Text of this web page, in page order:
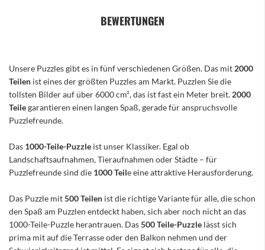
BEWERTUNGEN
Unsere Puzzles gibt es in fünf verschiedenen Größen. Das mit 2000
Teilen ist eines der größten Puzzles am Markt. Puzzlen Sie die
tollsten Bilder auf über 6000 cm², das ist fast ein Meter breit. 2000
Teilegarantieren einen langen Spaß, gerade für anspruchsvolle
Puzzlefreunde.
Das 1000-Teile-Puzzle ist unser Klassiker. Egal ob
Landschaftsaufnahmen, Tieraufnahmen oder Städte – für
Puzzlefreunde sind die 1000 Teile eine attraktive Herausforderung.
Das Puzzle mit500 Teilen ist die richtige Variante für alle, die schon
den Spaß am Puzzlen entdeckt haben, sich aber noch nicht an das
1000-Teile-Puzzle herantrauen. Das500 Teile-Puzzle lässt sich
prima mit auf die Terrasse oder den Balkon nehmen und der